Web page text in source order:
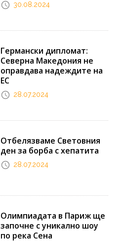
30.08.2024
Германски дипломат:
Северна Македония не
оправдава надеждите на
ЕС
28.07.2024
Отбелязваме Световния
ден за борба с хепатита
28.07.2024
Олимпиадата в Париж ще
започне с уникално шоу
по река Сена